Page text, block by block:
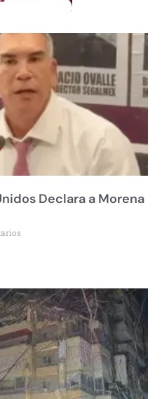
Declara a Morena